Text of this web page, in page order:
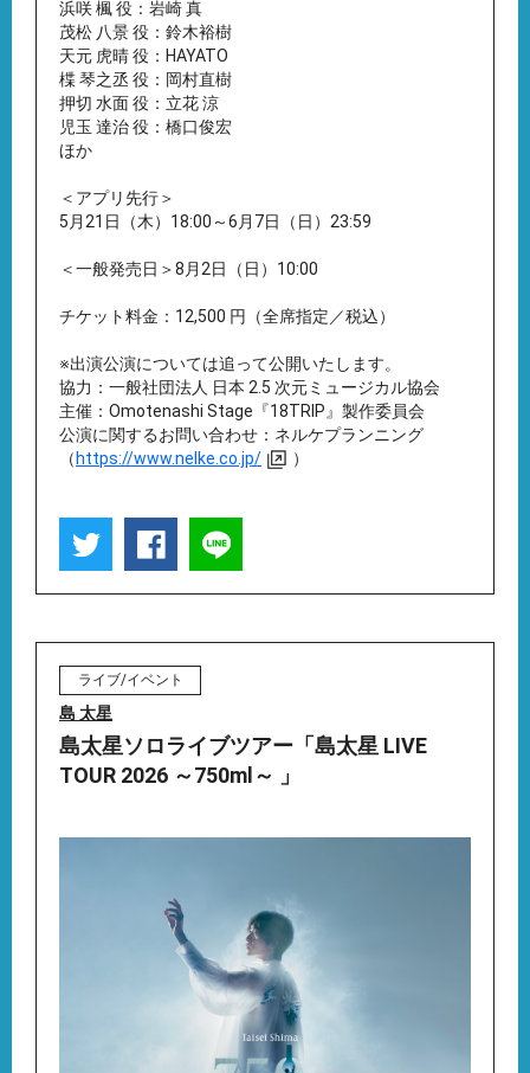
浜咲 楓 役：岩崎 真
茂松 八景 役：鈴木裕樹
天元 虎晴 役：HAYATO
楪 琴之丞 役：岡村直樹
押切 水面 役：立花 涼
児玉 達治 役：橋口俊宏
ほか
＜アプリ先行＞
5月21日（木）18:00～6月7日（日）23:59
＜一般発売日＞8月2日（日）10:00
チケット料金：12,500 円（全席指定／税込）
※出演公演については追って公開いたします。
協力：一般社団法人 日本 2.5 次元ミュージカル協会
主催：Omotenashi Stage『18TRIP』製作委員会
公演に関するお問い合わせ：ネルケプランニング
（ https://www.nelke.co.jp/ ）
ライブ/イベント
島 太星
島太星ソロライブツアー「島太星 LIVE
TOUR 2026 ～750ml～ 」